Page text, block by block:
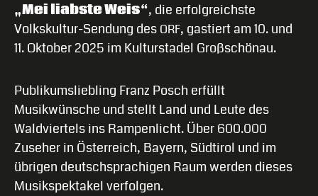
„Mei liabste Weis“, die erfolgreichste
Volkskultur-Sendung des ORF, gastiert am 10. und
11. Oktober 2025 im Kulturstadel Großschönau.
Publikumsliebling Franz Posch erfüllt
Musikwünsche und stellt Land und Leute des
Waldviertels ins Rampenlicht. Über 600.000
Zuseher in Österreich, Bayern, Südtirol und im
übrigen deutschsprachigen Raum werden dieses
Musikspektakel verfolgen.